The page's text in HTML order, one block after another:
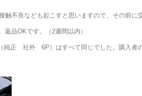
触不良なども起こすと思いますので、その前
品OKです。（2週間以内）
正 社外 6P）はすべて同じでした。購入者